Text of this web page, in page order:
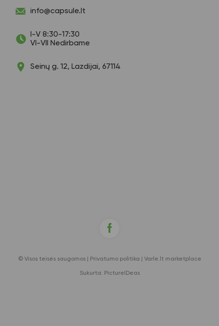
info@capsule.lt
I-V 8:30-17:30
VI-VII Nedirbame
Seinų g. 12, Lazdijai, 67114
© Visos teisės saugomos | Privatumo politika Varle.lt marketplace
Sukurta: PictureIDeas